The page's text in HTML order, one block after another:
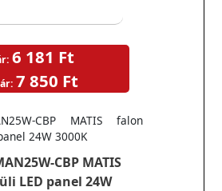
CBP MATIS
LED panel 24W
CBP MATIS falon
24W 3000K
6 181 Ft
7 850 Ft